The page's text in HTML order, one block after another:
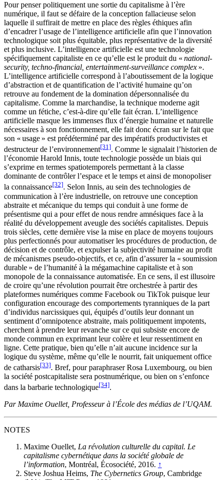
Pour penser politiquement une sortie du capitalisme à l’ère
numérique, il faut se défaire de la conception fallacieuse selon
laquelle il suffirait de mettre en place des règles éthiques afin
d’encadrer l’usage de l’intelligence artificielle afin que l’innovation
technologique soit plus équitable, plus représentative de la diversité
et plus inclusive. L’intelligence artificielle est une technologie
spécifiquement capitaliste en ce qu’elle est le produit du « national-
security, techno-financial, entertainment-surveillance complex ».
L’intelligence artificielle correspond à l’aboutissement de la logique
d’abstraction et de quantification de l’activité humaine qu’on
retrouve au fondement de la domination dépersonnalisée du
capitalisme. Comme la marchandise, la technique moderne agit
comme un fétiche, c’est-à-dire qu’elle fait écran. L’intelligence
artificielle masque les immenses flux d’énergie humaine et naturelle
nécessaires à son fonctionnement, elle fait donc écran sur le fait que
son « usage » est prédéterminé par des impératifs productivistes et
destructeur de l’environnement[31]. Comme le signalait l’historien de
l’économie Harold Innis, toute technologie possède un biais qui
s’exprime en termes spatiotemporels permettant à la classe
dominante de contrôler l’espace et le temps et ainsi de monopoliser
la connaissance[32]. Selon Innis, au sein des technologies de
communication à l’ère industrielle, on retrouve une conception
abstraite et mécanique du temps qui conduit à une forme de
présentisme qui a pour effet de nous rendre amnésiques face à la
réalité du développement aveugle des sociétés capitalistes. Depuis
trois siècles, cette dernière vise la mise en place de moyens toujours
plus perfectionnés pour automatiser les procédures de production, de
décision et de contrôle, et expulser la subjectivité humaine au profit
de mécanismes pseudo-objectifs, et ce, afin d’assurer la « soumission
durable » de l’humanité à la mégamachine capitaliste et à son
monopole de la connaissance automatisée. En ce sens, il est illusoire
de croire qu’une révolution pourrait être orchestrée à partir des
plateformes numériques comme Facebook ou TikTok puisque leur
configuration encourage des comportements tyranniques de la part
d’individus narcissiques qui, équipés d’outils leur donnant un
sentiment d’omnipotence abstraite, mais politiquement impotents,
cherchent à prendre leur revanche sur ce qui subsiste encore de
monde commun en exprimant leur colère et leur ressentiment en
ligne. Cette pratique, bien qu’elle n’ait aucune incidence sur la
logique du système, même qu’elle le nourrit, fait uniquement office
de catharsis[33]. Bref, pour paraphraser Rosa Luxembourg, ou bien
la société postcapitaliste sera postnumérique, ou bien on s’enfonce
dans la barbarie technologique[34].
Par Maxime Ouellet, Professeur à l’École des médias de l’UQAM.
NOTES
Maxime Ouellet, La révolution culturelle du capital. Le
capitalisme cybernétique dans la société globale de
l’information, Montréal, Écosociété, 2016. ↑
Steve Joshua Heims, The Cybernetics Group, Cambridge